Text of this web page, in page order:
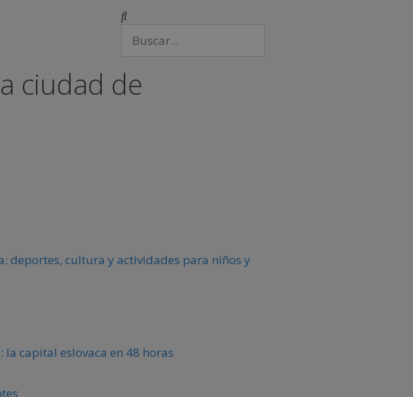
ciudad de
deportes, cultura y actividades para niños y
la capital eslovaca en 48 horas